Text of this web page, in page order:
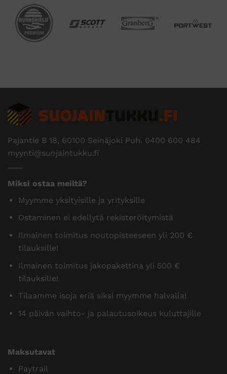
Pajantie B 18, 60100 Seinäjoki Puh. 0400 600 484
myynti@suojaintukku.fi
Miksi ostaa meiltä?
Myymme yksityisille ja yrityksille
Ostaminen ei edellytä rekisteröitymistä
Ilmainen toimitus noutopisteeseen yli 200 €
tilauksille!
Ilmainen toimitus jakopakettina yli 500 €
tilauksille!
Tilaamme isoja eriä siksi myymme halvalla!
14 päivän vaihto- ja palautusoikeus kuluttajille
Maksutavat
Paytrail